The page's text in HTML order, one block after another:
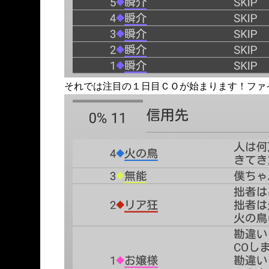
それでは注目の１日目ＣＯが始まります！ファ